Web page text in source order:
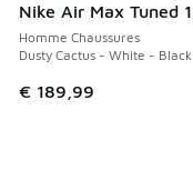
Nike Air Max Tuned 1
Homme Chaussures
Dusty Cactus - White - Black
€ 189,99